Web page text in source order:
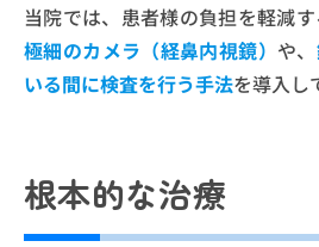
当院では、患者様の負担を軽減
極細のカメラ（経鼻内視鏡） や、
いる間に検査を行う手法を導入し
根本的な治療